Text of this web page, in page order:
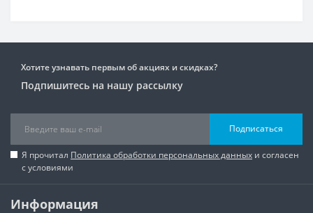
Хотите узнавать первым об акциях и скидках?
Подпишитесь на нашу рассылку
Подписаться
Я прочитал Политика обработки персональных данных и согласен
с условиями
Информация